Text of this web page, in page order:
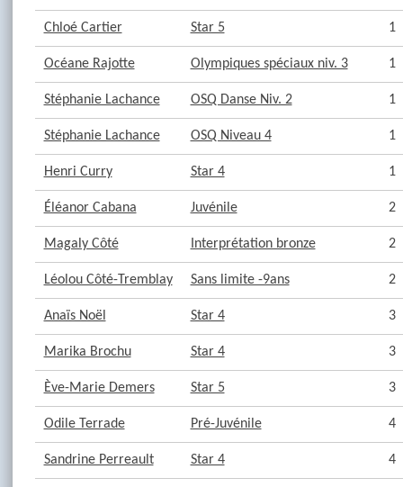
Chloé Cartier Star 5 1
Océane Rajotte Olympiques spéciaux niv. 3 1
Stéphanie Lachance OSQ Danse Niv. 2 1
Stéphanie Lachance OSQ Niveau 4 1
Henri Curry Star 4 1
Éléanor Cabana Juvénile 2
Magaly Côté Interprétation bronze 2
Léolou Côté-Tremblay Sans limite -9ans 2
Anaïs Noël Star 4 3
Marika Brochu Star 4 3
Ève-Marie Demers Star 5 3
Odile Terrade Pré-Juvénile 4
Sandrine Perreault Star 4 4